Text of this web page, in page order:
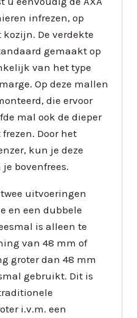
infrezen, op
De verdekte
gemaakt op
van het type
Op deze mallen
die ervoor
mal ook de dieper
Door het
kun je deze
bovenfrees.
twee uitvoeringen
en een dubbele
is alleen te
van 48 mm of
groter dan 48 mm
gebruikt. Dit is
i.v.m. een